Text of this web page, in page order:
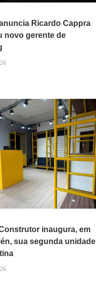
Ricardo Cappra
novo gerente de
inaugura, em
sua segunda unidade